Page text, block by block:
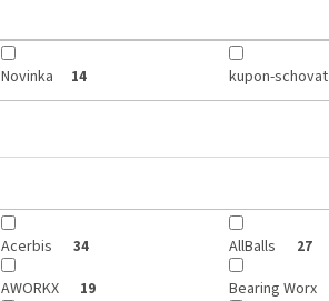
Novinka 14 kupon-schovat
Acerbis 34 AllBalls 27
AWORKX 19 Bearing Worx